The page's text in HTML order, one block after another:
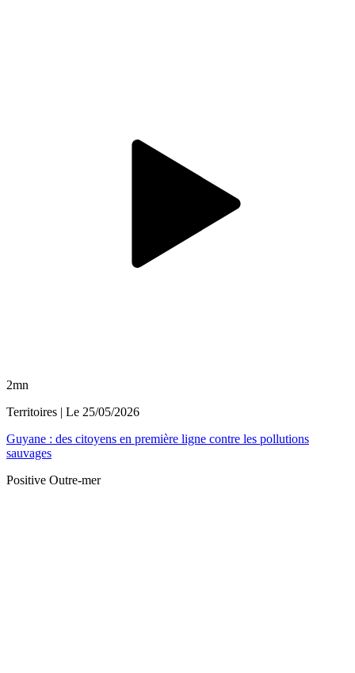
2mn
Territoires | Le 25/05/2026
Guyane : des citoyens en première ligne contre les pollutions
sauvages
Positive Outre-mer